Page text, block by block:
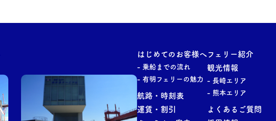
はじめてのお客様へ
乗船までの流れ
有明フェリーの魅力
航路・時刻表
運賃・割引
フェリー紹介
観光情報
長崎エリア
熊本エリア
よくあるご質問